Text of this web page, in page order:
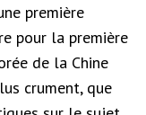
première
pour la première
de la Chine
crument, que